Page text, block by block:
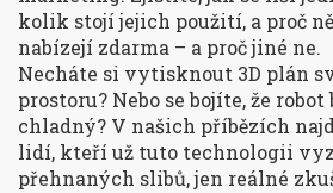
kolik stojí jejich použití, a proč
nabízejí zdarma – a proč jiné ne.
Necháte si vytisknout 3D plán
prostoru? Nebo se bojíte, že
chladný? V našich příbězích
lidí, kteří už tuto technologii
přehnaných slibů, jen reálné